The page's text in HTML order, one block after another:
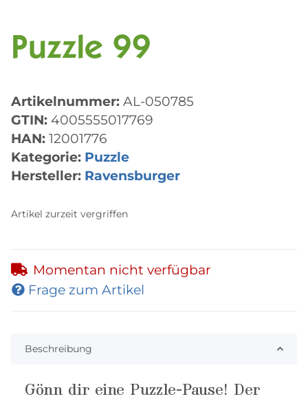
Puzzle 99
Artikelnummer: AL-050785
GTIN: 4005555017769
HAN: 12001776
Kategorie: Puzzle
Hersteller: Ravensburger
Artikel zurzeit vergriffen
Momentan nicht verfügbar
Frage zum Artikel
Beschreibung
Gönn dir eine Puzzle-Pause! Der